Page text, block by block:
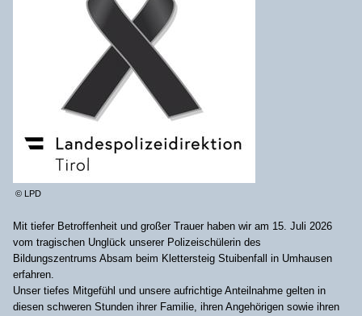
© LPD
Mit tiefer Betroffenheit und großer Trauer haben wir am 15. Juli 2026
vom tragischen Unglück unserer Polizeischülerin des
Bildungszentrums Absam beim Klettersteig Stuibenfall in Umhausen
erfahren.
Unser tiefes Mitgefühl und unsere aufrichtige Anteilnahme gelten in
diesen schweren Stunden ihrer Familie, ihren Angehörigen sowie ihren